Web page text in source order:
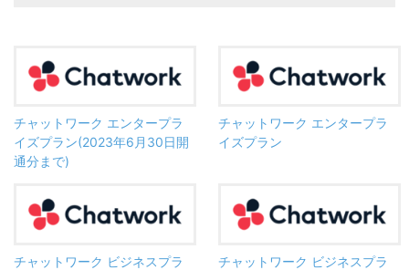
チャットワーク エンタープラ
イズプラン(2023年6月30日開
通分まで)
チャットワーク エンタープラ
イズプラン
チャットワーク ビジネスプラ
チャットワーク ビジネスプラ